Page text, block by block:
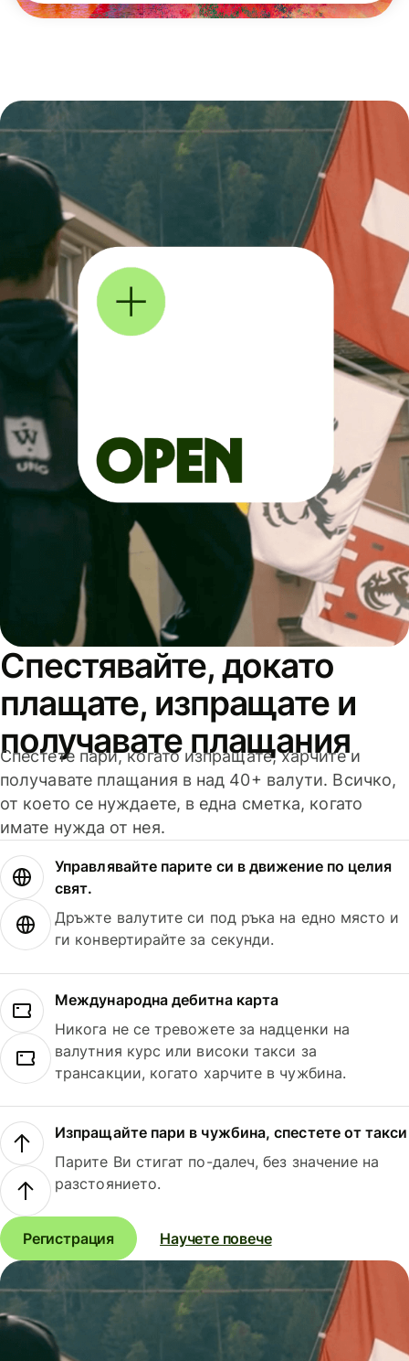
Спестявайте, докато
плащате, изпращате и
получавате плащания
Спестете пари, когато изпращате, харчите и
получавате плащания в над 40+ валути. Всичко,
от което се нуждаете, в една сметка, когато
имате нужда от нея.
Управлявайте парите си в движение по целия
свят.
Дръжте валутите си под ръка на едно място и
ги конвертирайте за секунди.
Международна дебитна карта
Никога не се тревожете за надценки на
валутния курс или високи такси за
трансакции, когато харчите в чужбина.
Изпращайте пари в чужбина, спестете от такси
Парите Ви стигат по-далеч, без значение на
разстоянието.
Регистрация Научете повече